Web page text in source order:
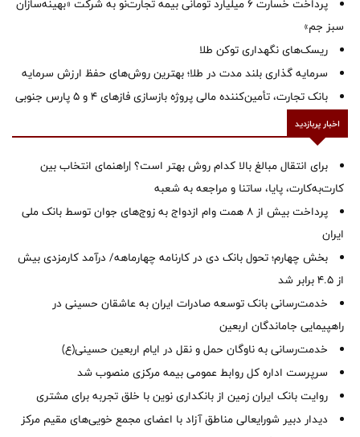
پرداخت خسارت ۶ میلیارد تومانی بیمه تجارت‌نو به شرکت «بهینه‌سازان
سبز جم»
ریسک‌های نگهداری توکن طلا
سرمایه گذاری بلند مدت در طلا؛ بهترین روش‌های حفظ ارزش سرمایه
بانک تجارت، تأمین‌کننده مالی پروژه بازسازی فازهای ۴ و ۵ پارس جنوبی
اخبار پربازدید
برای انتقال مبالغ بالا کدام روش بهتر است؟ |راهنمای انتخاب بین
کارت‌به‌کارت، پایا، ساتنا و مراجعه به شعبه
پرداخت بیش از ۸ همت وام ازدواج به زوج‌های جوان توسط بانک ملی
ایران
بخش چهارم؛ تحول بانک دی در کارنامه چهارماهه/ درآمد کارمزدی بیش
از ۴.۵ برابر شد
خدمت‌رسانی بانک توسعه صادرات ایران به عاشقان حسینی در
راهپیمایی جاماندگان اربعین
خدمت‌رسانی به ناوگان حمل و نقل در ایام اربعین حسینی(ع)
سرپرست اداره کل روابط عمومی بیمه مرکزی منصوب شد
روایت بانک ایران زمین از بانکداری نوین با خلق تجربه برای مشتری
دیدار دبیر شورایعالی مناطق آزاد با اعضای مجمع خویی‌های مقیم مرکز